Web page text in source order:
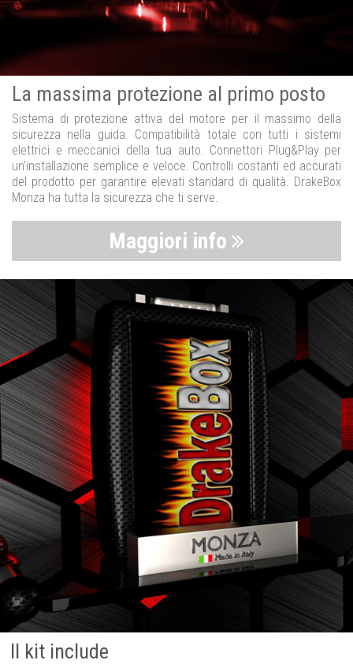
La massima protezione al primo posto
Sistema di protezione attiva del motore per il massimo della
sicurezza nella guida. Compatibilità totale con tutti i sistemi
elettrici e meccanici della tua auto. Connettori Plug&Play per
un’installazione semplice e veloce. Controlli costanti ed accurati
del prodotto per garantire elevati standard di qualità. DrakeBox
Monza ha tutta la sicurezza che ti serve.
Maggiori info
Il kit include